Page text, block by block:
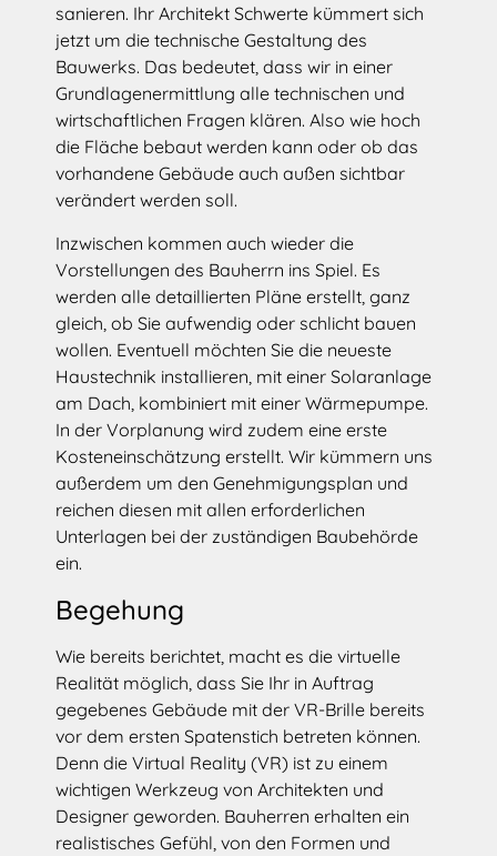
sanieren. Ihr Architekt Schwerte kümmert sich
jetzt um die technische Gestaltung des
Bauwerks. Das bedeutet, dass wir in einer
Grundlagenermittlung alle technischen und
wirtschaftlichen Fragen klären. Also wie hoch
die Fläche bebaut werden kann oder ob das
vorhandene Gebäude auch außen sichtbar
verändert werden soll.
Inzwischen kommen auch wieder die
Vorstellungen des Bauherrn ins Spiel. Es
werden alle detaillierten Pläne erstellt, ganz
gleich, ob Sie aufwendig oder schlicht bauen
wollen. Eventuell möchten Sie die neueste
Haustechnik installieren, mit einer Solaranlage
am Dach, kombiniert mit einer Wärmepumpe.
In der Vorplanung wird zudem eine erste
Kosteneinschätzung erstellt. Wir kümmern uns
außerdem um den Genehmigungsplan und
reichen diesen mit allen erforderlichen
Unterlagen bei der zuständigen Baubehörde
ein.
Begehung
Wie bereits berichtet, macht es die virtuelle
Realität möglich, dass Sie Ihr in Auftrag
gegebenes Gebäude mit der VR-Brille bereits
vor dem ersten Spatenstich betreten können.
Denn die Virtual Reality (VR) ist zu einem
wichtigen Werkzeug von Architekten und
Designer geworden. Bauherren erhalten ein
realistisches Gefühl, von den Formen und